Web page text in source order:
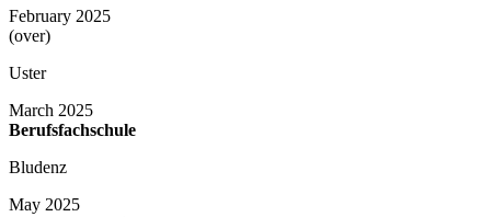
February 2025
(over)
Uster
March 2025
Berufsfachschule
Bludenz
May 2025